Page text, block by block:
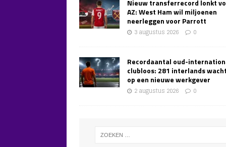
Nieuw transferrecord lonkt
AZ: West Ham wil miljoenen
neerleggen voor Parrott
3 augustus 2026 0
Recordaantal oud-
clubloos: 281 interlands
op een nieuwe werkgever
2 augustus 2026 0